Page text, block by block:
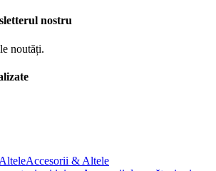
nostru
noutăți.
Accesorii & Altele